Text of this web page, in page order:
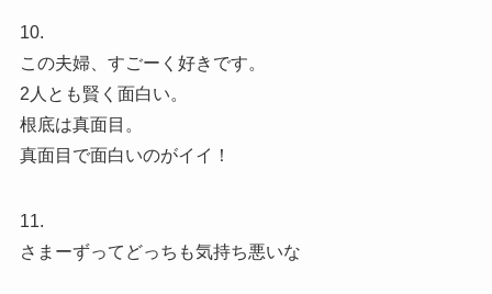
10.
この夫婦、すごーく好きです。
2人とも賢く面白い。
根底は真面目。
真面目で面白いのがイイ！
11.
さまーずってどっちも気持ち悪いな